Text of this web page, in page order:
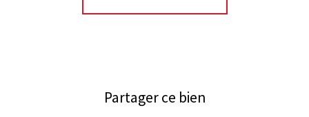
Partager ce bien